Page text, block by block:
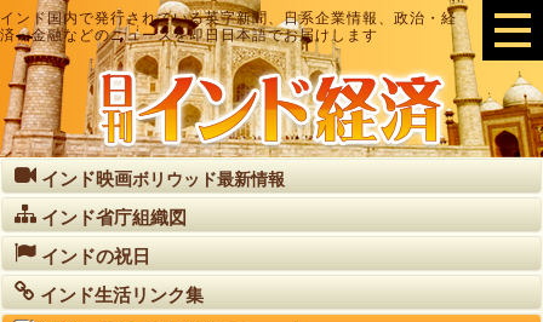
インド国内で発行されている英字新聞、日系企業情報、政治・経
済・金融などのニュースを即日日本語でお届けします
インド映画ボリウッド最新情報
インド省庁組織図
インドの祝日
インド生活リンク集